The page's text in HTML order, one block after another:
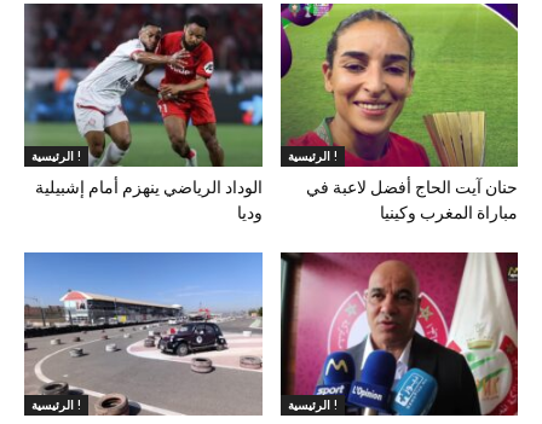
الرئيسية !
الوداد الرياضي ينهزم أمام إشبيلية
وديا
الرئيسية !
حنان آيت الحاج أفضل لاعبة في
مباراة المغرب وكينيا
الرئيسية ! الرئيسية !